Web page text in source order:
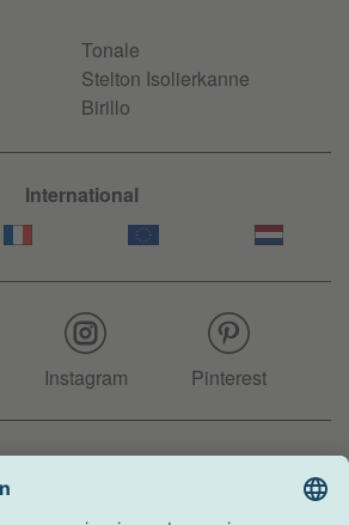
Tonale
Stelton Isolierkanne
Birillo
International
Instagram Pinterest
+31 204 990 283